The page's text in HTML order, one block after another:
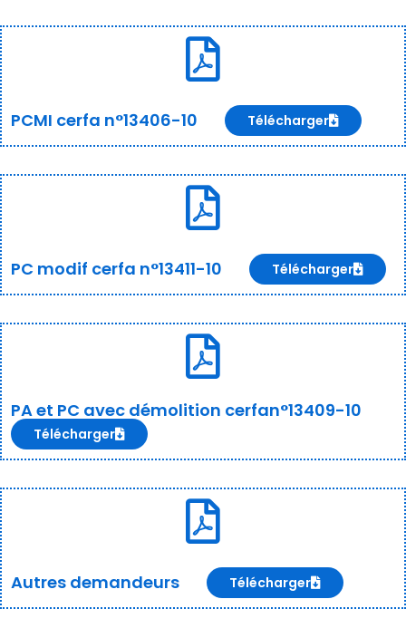
PCMI cerfa n°13406-10 Télécharger
PC modif cerfa n°13411-10 Télécharger
PA et PC avec démolition cerfan°13409-10
Télécharger
Autres demandeurs Télécharger